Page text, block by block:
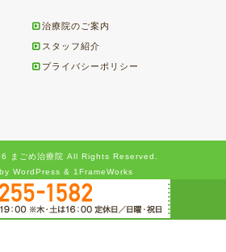
治療院のご案内
スタッフ紹介
プライバシーポリシー
まごめ治療院 All Rights Reserved.
WordPress & 1FrameWorks